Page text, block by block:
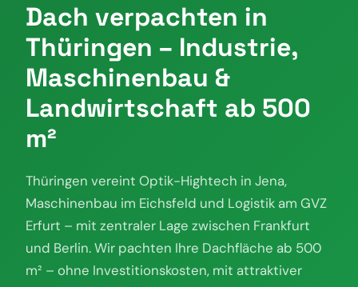
Dach verpachten in
Thüringen – Industrie,
Maschinenbau &
Landwirtschaft ab 500
m²
Thüringen vereint Optik-Hightech in Jena,
Maschinenbau im Eichsfeld und Logistik am GVZ
Erfurt – mit zentraler Lage zwischen Frankfurt
und Berlin. Wir pachten Ihre Dachfläche ab 500
m² – ohne Investitionskosten, mit attraktiver